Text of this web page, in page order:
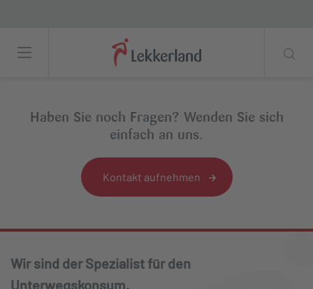
Haben Sie noch Fragen? Wenden Sie sich
einfach an uns.
Kontakt aufnehmen
Wir sind der Spezialist für den
Unterwegskonsum.